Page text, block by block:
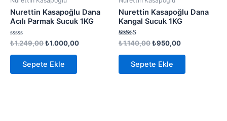
Nurettin Kasapoğlu Dana
Acılı Parmak Sucuk 1KG
5
üzerinden
0
₺1.249,00₺1.000,00
Sepete Ekle
Nurettin Kasapoğlu Dana
Kangal Sucuk 1KG
5 üzerinden
5.00
oy aldı
₺1.140,00₺950,00
Sepete Ekle